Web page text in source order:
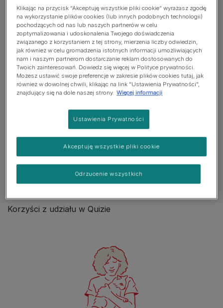
ras kotów Purina®
Jeśli wiesz już, którą rasę chcesz wybrać,
znajdź ją w naszej bibliotece ras.
Bez względu na to, czy masz swoją ulubioną
rasę kota, czy potrzebujesz odrobiny pomocy w
idealnego czworonożnego przyjaciela.
SKORZYSTAJ Z SELEKTORA RAS
Korzyści z udziału w Quizie
Klikając na przycisk “Akceptuję wszystkie pliki cookie” wyrażasz zgodę
na wykorzystanie plików cookies (lub innych podobnych technologii)
pochodzących od nas lub naszych partnerów w celu
zoptymalizowania i udoskonalenia Twojego doświadczenia
związanego z korzystaniem z tej strony, mierzenia liczby odwiedzin,
jak również w celu gromadzenia istotnych informacji umożliwiających
nam i naszym partnerom dostarczanie reklam dostosowanych do
Twoich zainteresowań. Dowiedz się więcej w Polityce prywatności.
Możesz ustawić swoje preferencje w zakresie plików cookies tutaj, jak
również w dowolnej chwili, klikając na link "Ustawienia Prywatności",
znajdujący się na dole naszej strony. Więcej informacji
Ustawienia Prywatności
Odrzucenie wszystkich
Akceptuję wszystkie pliki cookie